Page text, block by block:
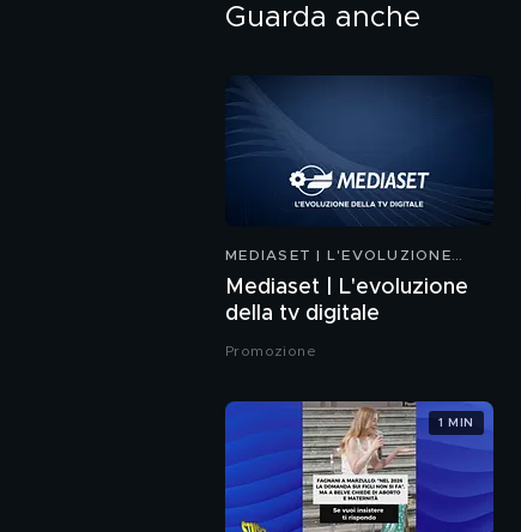
Guarda anche
MEDIASET | L'EVOLUZIONE
DELLA TV DIGITALE
Mediaset | L'evoluzione
della tv digitale
Promozione
1 MIN